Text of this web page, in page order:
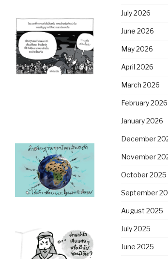
July 2026
June 2026
May 2026
April 2026
March 2026
February 2026
January 2026
December
November
October 2025
September
August 2025
July 2025
June 2025